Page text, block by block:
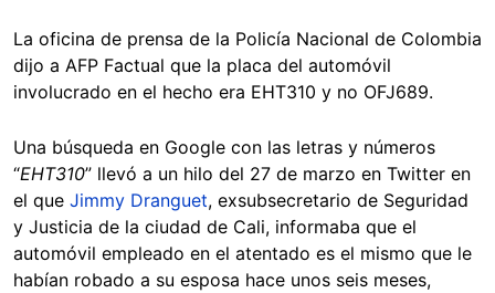
La oficina de prensa de la Policía Nacional de Colombia
dijo a AFP Factual que la placa del automóvil
involucrado en el hecho era EHT310 y no OFJ689.
Una búsqueda en Google con las letras y números
“EHT310” llevó a un hilo del 27 de marzo en Twitter en
el que Jimmy Dranguet, exsubsecretario de Seguridad
y Justicia de la ciudad de Cali, informaba que el
automóvil empleado en el atentado es el mismo que le
habían robado a su esposa hace unos seis meses,